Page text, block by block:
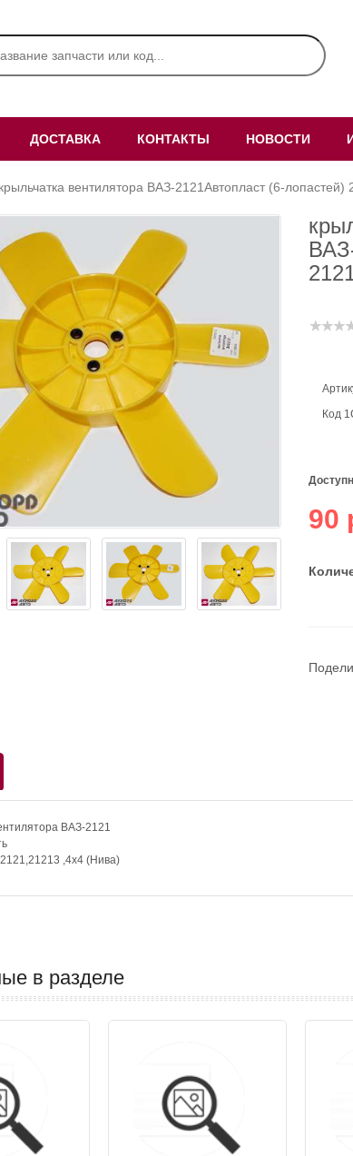
ДОСТАВКА КОНТАКТЫ НОВОСТИ
крыльчатка вентилятора ВАЗ-2121Автопласт (6-лопастей)
Код
90
ВАЗ-2121
,4х4 (Нива)
в разделе